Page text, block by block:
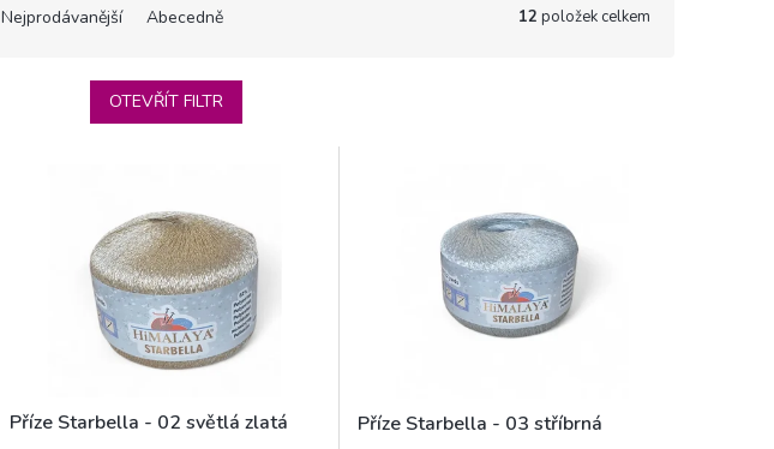
Nejprodávanější Abecedně 12 položek celkem
OTEVŘÍT FILTR
Příze Starbella - 02 světlá zlatá Příze Starbella - 03 stříbrná